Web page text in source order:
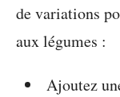
de variations
aux légumes :
Ajoutez